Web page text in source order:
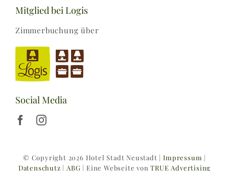
Mitglied bei Logis
Zimmerbuchung über
Social Media
© Copyright 2026 Hotel Stadt Neustadt |Impressum |
Datenschutz |ABG | Eine Webseite vonTRUE Advertising